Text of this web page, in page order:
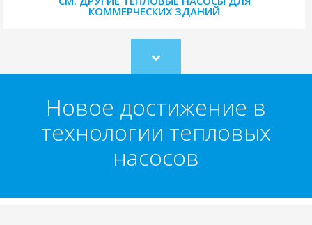
КОММЕРЧЕСКИХ ЗДАНИЙ
Scroll
to
Новое достижение в
технологии тепловых
насосов